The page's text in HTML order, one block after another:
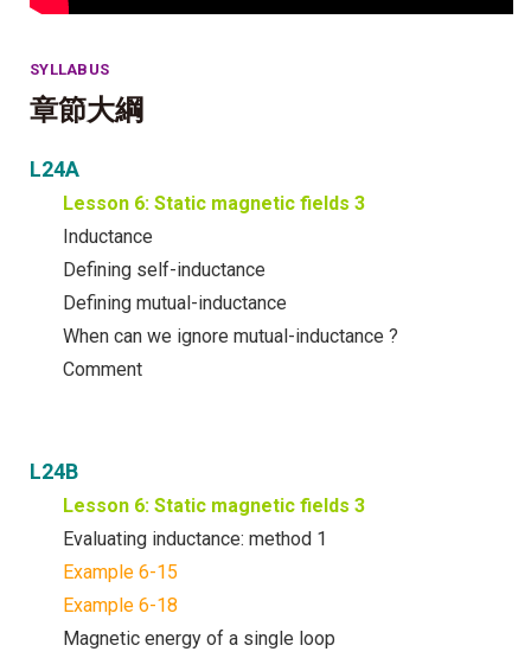
SYLLABUS
章節大綱
L24A
Lesson 6: Static magnetic fields 3
Inductance
Defining self-inductance
Defining mutual-inductance
When can we ignore mutual-inductance ?
Comment
L24B
Lesson 6: Static magnetic fields 3
Evaluating inductance: method 1
Example 6-15
Example 6-18
Magnetic energy of a single loop